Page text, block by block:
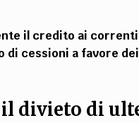
il credito ai
di cessioni a favore
divieto di